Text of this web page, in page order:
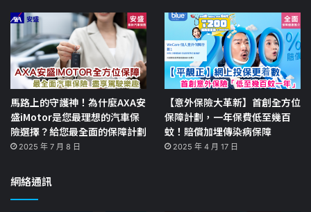
馬路上的守護神！為什麼AXA安
盛iMotor是您最理想的汽車保
險選擇？給您最全面的保障計劃
2025 年 7 月 8 日
【意外保險大革新】首創全方位
保障計劃，一年保費低至幾百
蚊！賠償加埋傳染病保障
2025 年 4 月 17 日
網絡通訊